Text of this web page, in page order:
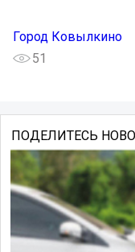
Город Ковылкино
51
ПОДЕЛИТЕСЬ